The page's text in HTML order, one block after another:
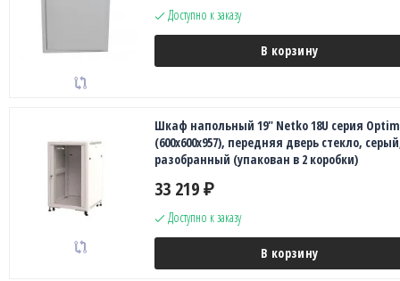
Доступно к заказу
В корзину
Шкаф напольный 19" Netko 18U серия
(600х600х957), передняя дверь стекло,
разобранный (упакован в 2 коробки)
33 219 ₽
Доступно к заказу
В корзину